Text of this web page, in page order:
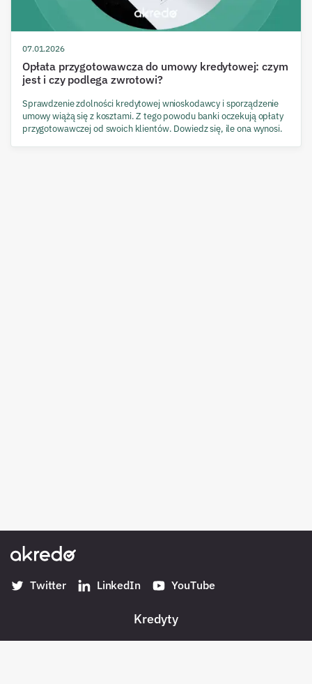
07.01.2026
Opłata przygotowawcza do umowy kredytowej: czym
jest i czy podlega zwrotowi?
Sprawdzenie zdolności kredytowej wnioskodawcy i sporządzenie
umowy wiążą się z kosztami. Z tego powodu banki oczekują opłaty
przygotowawczej od swoich klientów. Dowiedz się, ile ona wynosi.
Twitter LinkedIn YouTube
Kredyty